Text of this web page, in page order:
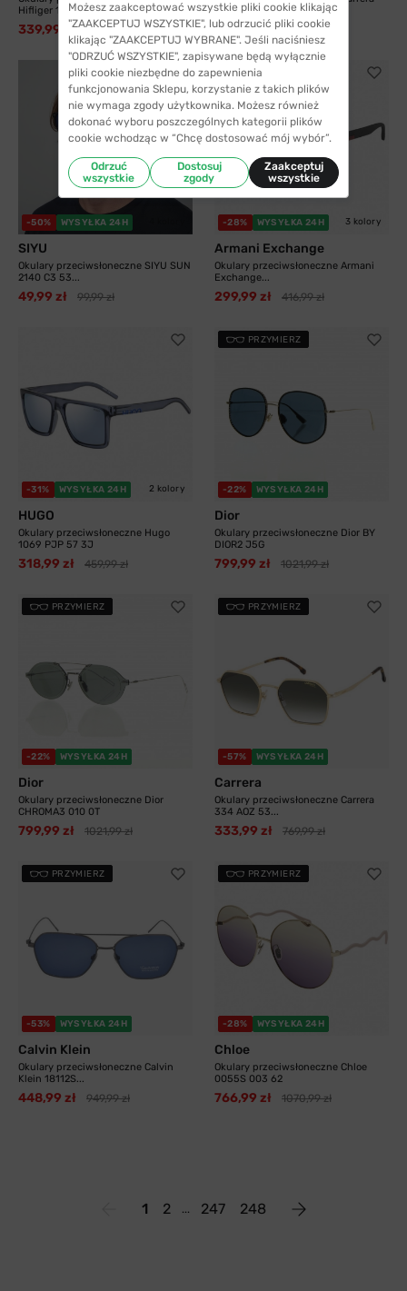
Hifliger 1811...
339,99 zł 538,99 zł
8055 003 58...
325,99 zł 413,99 zł
-50% WYSYŁKA 24H
SIYU
Okulary przeciwsłoneczne SIYU SUN
2140 C3 53...
49,99 zł 99,99 zł
-28% WYSYŁKA 24H 3 kolory
Armani Exchange
Okulary przeciwsłoneczne Armani
Exchange...
299,99 zł 416,99 zł
-31% WYSYŁKA 24H 2 kolory
HUGO
Okulary przeciwsłoneczne Hugo
1069 PJP 57 3J
318,99 zł 459,99 zł
PRZYMIERZ
-22% WYSYŁKA 24H
Dior
Okulary przeciwsłoneczne Dior BY
DIOR2 J5G
799,99 zł 1021,99 zł
PRZYMIERZ
-22% WYSYŁKA 24H
Dior
Okulary przeciwsłoneczne Dior
CHROMA3 010 0T
799,99 zł 1021,99 zł
PRZYMIERZ
-57% WYSYŁKA 24H
Carrera
Okulary przeciwsłoneczne Carrera
334 AOZ 53...
333,99 zł 769,99 zł
PRZYMIERZ
-53% WYSYŁKA 24H
Calvin Klein
Okulary przeciwsłoneczne Calvin
Klein 18112S...
448,99 zł 949,99 zł
PRZYMIERZ
-28% WYSYŁKA 24H
Chloe
Okulary przeciwsłoneczne Chloe
0055S 003 62
766,99 zł 1070,99 zł
1 2 247 248
Możesz zaakceptować wszystkie pliki cookie klikając
"ZAAKCEPTUJ WSZYSTKIE", lub odrzucić pliki cookie
klikając "ZAAKCEPTUJ WYBRANE". Jeśli naciśniesz
"ODRZUĆ WSZYSTKIE", zapisywane będą wyłącznie
pliki cookie niezbędne do zapewnienia
funkcjonowania Sklepu, korzystanie z takich plików
nie wymaga zgody użytkownika. Możesz również
dokonać wyboru poszczególnych kategorii plików
cookie wchodząc w “Chcę dostosować mój wybór”.
Odrzuć
wszystkie
Dostosuj
zgody
Zaakceptuj
wszystkie